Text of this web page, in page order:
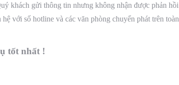
khách gửi thông tin nhưng không nhận được phản hồi
với số hotline và các văn phòng chuyển phát trên toàn
tốt nhất !